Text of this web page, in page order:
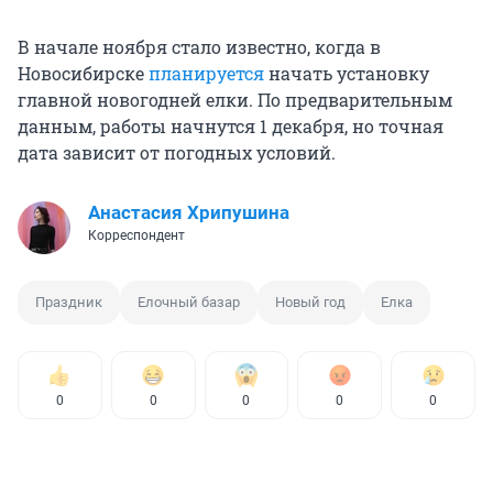
В начале ноября стало известно, когда в
Новосибирскепланируетсяначать установку
главной новогодней елки. По предварительным
данным, работы начнутся 1 декабря, но точная
дата зависит от погодных условий.
Анастасия Хрипушина
Корреспондент
Праздник Елочный базар Новый год Елка
0 0 0 0 0